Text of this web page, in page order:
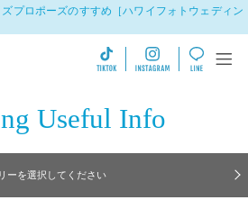
プロポーズのすすめ［ハワイフォトウェディン
Useful Info
ーを選択してください